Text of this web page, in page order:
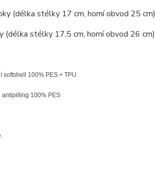
(délka stélky 17 cm, horní obvod 25 cm)
(délka stélky 17,5 cm, horní obvod 26 cm)
softshell 100% PES + TPU
100% PES